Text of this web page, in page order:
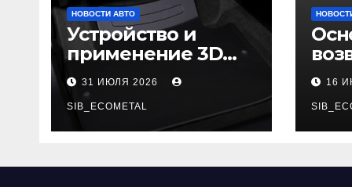
НОВОСТИ АВТО
Устройство и
применение 3D
автомобильных
ковриков
31 ИЮЛЯ 2026
SIB_ECOMETAL
16